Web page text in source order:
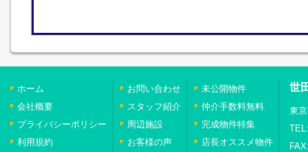
ホーム
会社概要
プライバシーポリシー
利用規約
お問い合わせ
スタッフ紹介
周辺施設
お客様の声
未公開物件
仲介手数料無料
完成物件特集
店長オススメ物件
世
東